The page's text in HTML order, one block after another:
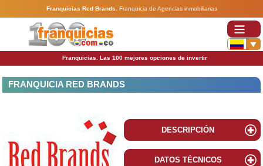
Franquicias Red Brands Franquicia de Agencias inmobiliarias
Franquicias. Las 100 mejores opciones de invertir
FRANQUICIA RED BRANDS
DESCRIPCIÓN
DATOS TÉCNICOS